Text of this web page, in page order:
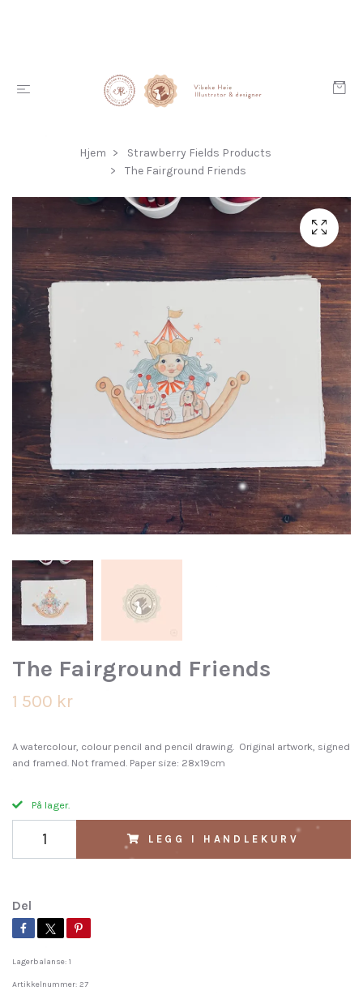
Hjem
Strawberry Fields Products
The Fairground Friends
The Fairground Friends
1 500 kr
A watercolour, colour pencil and pencil drawing. Original artwork, signed
and framed. Not framed. Paper size: 28x19cm
På lager.
LEGG I HANDLEKURV
Del
Lagerbalanse: 1
Artikkelnummer: 27